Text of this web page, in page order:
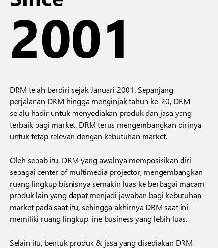
2001
DRM telah berdiri sejak Januari 2001. Sepanjang
perjalanan DRM hingga menginjak tahun ke-20, DRM
selalu hadir untuk menyediakan produk dan jasa yang
terbaik bagi market. DRM terus mengembangkan dirinya
untuk tetap relevan dengan kebutuhan market.
Oleh sebab itu, DRM yang awalnya memposisikan diri
sebagai center of multimedia projector, mengembangkan
ruang lingkup bisnisnya semakin luas ke berbagai macam
produk lain yang dapat menjadi jawaban bagi kebutuhan
market pada saat itu, sehingga akhirnya DRM saat ini
memiliki ruang lingkup line business yang lebih luas.
Selain itu, bentuk produk & jasa yang disediakan DRM